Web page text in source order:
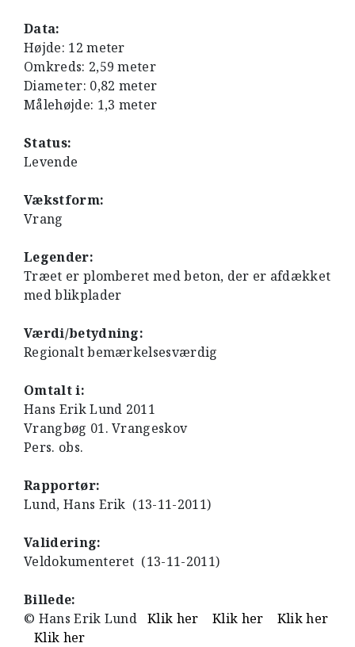
Data:
Højde: 12 meter
Omkreds: 2,59 meter
Diameter: 0,82 meter
Målehøjde: 1,3 meter
Status:
Levende
Vækstform:
Vrang
Legender:
Træet er plomberet med beton, der er afdækket
med blikplader
Værdi/betydning:
Regionalt bemærkelsesværdig
Omtalt i:
Hans Erik Lund 2011
Vrangbøg 01. Vrangeskov
Pers. obs.
Rapportør:
Lund, Hans Erik (13-11-2011)
Validering:
Veldokumenteret (13-11-2011)
Billede:
© Hans Erik LundKlik her Klik her
Klik her
Klik her